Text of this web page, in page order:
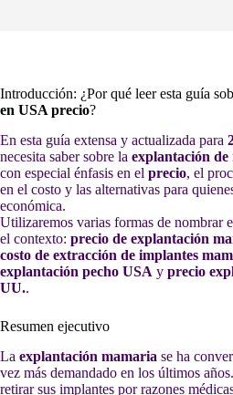
Introducción: ¿Por qué leer esta guía
en USA precio?
En esta guía extensa y actualizada para
necesita saber sobre la explantación de
con especial énfasis en el precio, el
en el costo y las alternativas para
económica.
Utilizaremos varias formas de nombrar
el contexto: precio de explantación
costo de extracción de implantes
explantación pecho USA y precio
UU..
Resumen ejecutivo
La explantación mamaria se ha
vez más demandado en los últimos
retirar sus implantes por razones